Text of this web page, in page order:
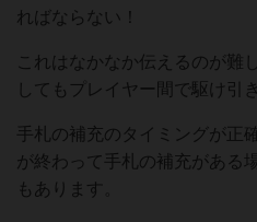
ればならない！
これはなかなか伝えるのが難
してもプレイヤー間で駆け引
手札の補充のタイミングが正
が終わって手札の補充がある
もあります。